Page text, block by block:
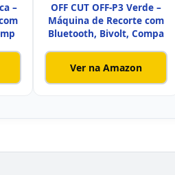
–
OFF CUT OFF-P3 Verde –
Máquina de Recorte com
Bluetooth, Bivolt, Compa
Ver na Amazon